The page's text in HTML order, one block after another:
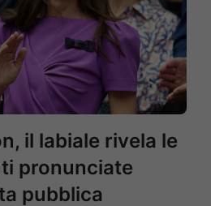
il labiale rivela le
pronunciate
pubblica